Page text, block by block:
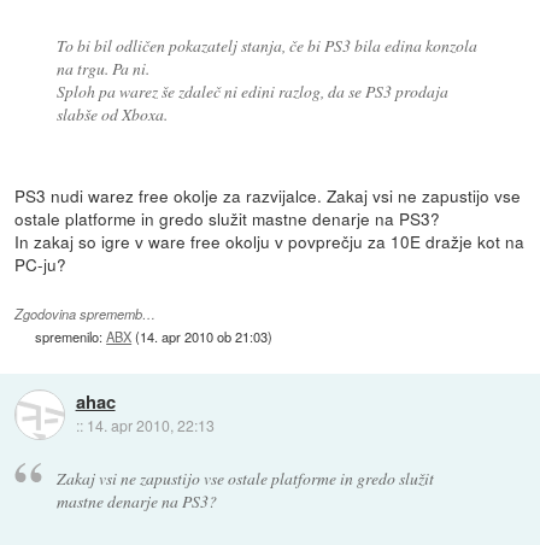
To bi bil odličen pokazatelj stanja, če bi PS3 bila edina konzola
na trgu. Pa ni.
Sploh pa warez še zdaleč ni edini razlog, da se PS3 prodaja
slabše od Xboxa.
PS3 nudi warez free okolje za razvijalce. Zakaj vsi ne zapustijo vse
ostale platforme in gredo služit mastne denarje na PS3?
In zakaj so igre v ware free okolju v povprečju za 10E dražje kot na
PC-ju?
Zgodovina sprememb…
spremenilo:ABX(14. apr 2010 ob 21:03)
ahac
:: 14. apr 2010, 22:13
Zakaj vsi ne zapustijo vse ostale platforme in gredo služit
mastne denarje na PS3?